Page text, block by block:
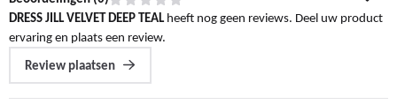
DRESS JILL VELVET DEEP TEAL heeft nog geen reviews. Deel uw product
ervaring en plaats een review.
Review plaatsen